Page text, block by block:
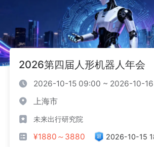
2026第四届人形机器人年会
2026-10-15 09:00 ~ 2026-10-
上海市
未来出行研究院
¥1880～3880 2026-10-15